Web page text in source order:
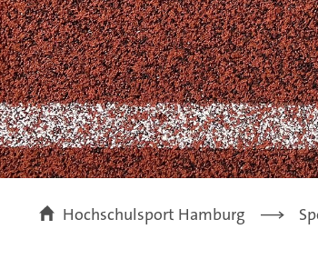
Hochschulsport Hamburg